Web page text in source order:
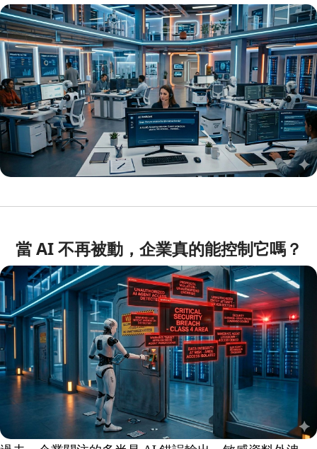
當 AI 不再被動，企業真的能控制它嗎？